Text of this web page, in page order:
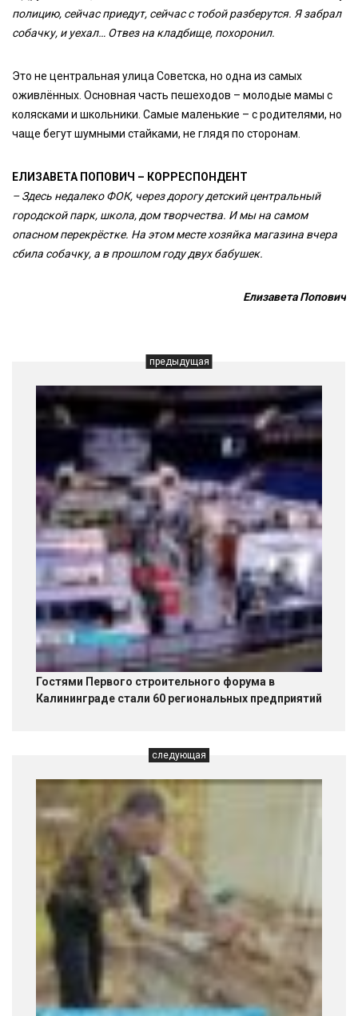
полицию, сейчас приедут, сейчас с тобой разберутся. Я забрал
собачку, и уехал… Отвез на кладбище, похоронил.
Это не центральная улица Советска, но одна из самых
оживлённых. Основная часть пешеходов – молодые мамы с
колясками и школьники. Самые маленькие – с родителями, но
чаще бегут шумными стайками, не глядя по сторонам.
ЕЛИЗАВЕТА ПОПОВИЧ – КОРРЕСПОНДЕНТ
– Здесь недалеко ФОК, через дорогу детский центральный
городской парк, школа, дом творчества. И мы на самом
опасном перекрёстке. На этом месте хозяйка магазина вчера
сбила собачку, а в прошлом году двух бабушек.
Елизавета Попович
предыдущая
Гостями Первого строительного форума в
Калининграде стали 60 региональных предприятий
следующая